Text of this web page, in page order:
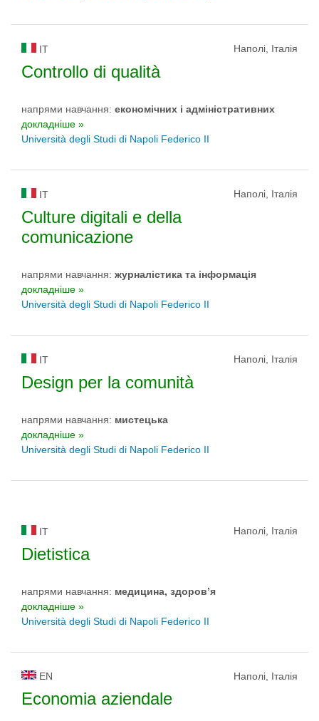
IT Наполі, Італія
Controllo di qualità
напрями навчання: економічних і адміністративних
докладніше »
Università degli Studi di Napoli Federico II
IT Наполі, Італія
Culture digitali e della
comunicazione
напрями навчання: журналістика та інформація
докладніше »
Università degli Studi di Napoli Federico II
IT Наполі, Італія
Design per la comunità
напрями навчання: мистецькa
докладніше »
Università degli Studi di Napoli Federico II
IT Наполі, Італія
Dietistica
напрями навчання: медицина, здоров’я
докладніше »
Università degli Studi di Napoli Federico II
EN Наполі, Італія
Economia aziendale